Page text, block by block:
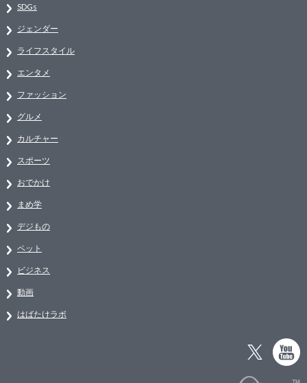
SDGs
ジェンダー
ライフスタイル
エンタメ
ファッション
グルメ
カルチャー
スポーツ
おでかけ
まめ学
デジもの
ペット
ビジネス
動画
はばたけラボ